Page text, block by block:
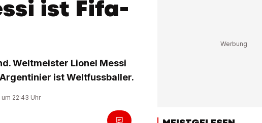
ist Fifa-
Weltmeister Lionel Messi
ist Weltfussballer.
22:43 Uhr